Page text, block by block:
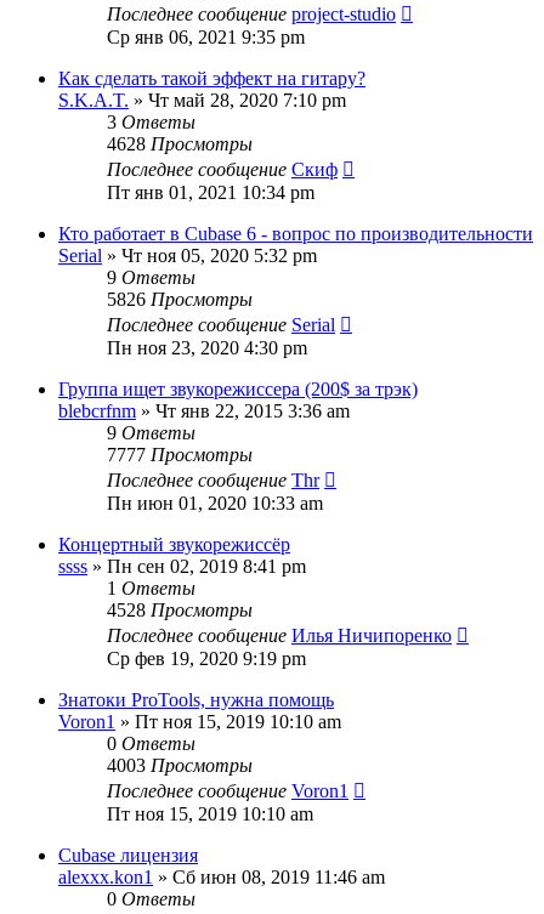
Последнее сообщение project-studio
Ср янв 06, 2021 9:35 pm
Как сделать такой эффект на гитару?
S.K.A.T. » Чт май 28, 2020 7:10 pm
3 Ответы
4628 Просмотры
Последнее сообщение Скиф
Пт янв 01, 2021 10:34 pm
Кто работает в Cubase 6 - вопрос по производительности
Serial » Чт ноя 05, 2020 5:32 pm
9 Ответы
5826 Просмотры
Последнее сообщение Serial
Пн ноя 23, 2020 4:30 pm
Группа ищет звукорежиссера (200$ за трэк)
blebcrfnm » Чт янв 22, 2015 3:36 am
9 Ответы
7777 Просмотры
Последнее сообщение Thr
Пн июн 01, 2020 10:33 am
Концертный звукорежиссёр
ssss » Пн сен 02, 2019 8:41 pm
1 Ответы
4528 Просмотры
Последнее сообщение Илья Ничипоренко
Ср фев 19, 2020 9:19 pm
Знатоки ProTools, нужна помощь
Voron1 » Пт ноя 15, 2019 10:10 am
0 Ответы
4003 Просмотры
Последнее сообщение Voron1
Пт ноя 15, 2019 10:10 am
Cubase лицензия
alexxx.kon1 » Сб июн 08, 2019 11:46 am
0 Ответы